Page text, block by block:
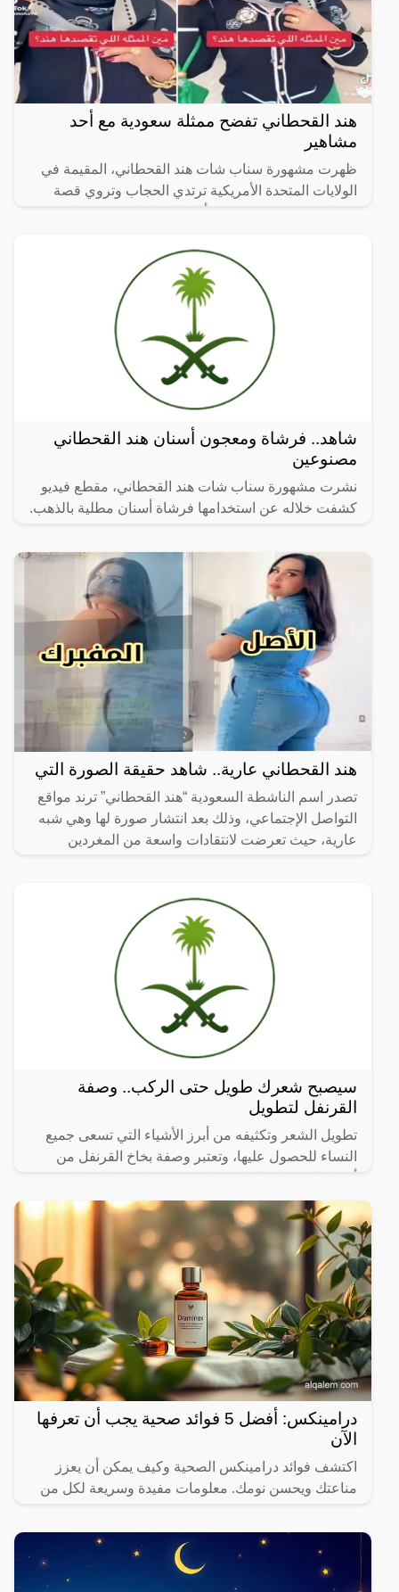
هند القحطاني تفضح ممثلة سعودية مع أحد
مشاهير
ظهرت مشهورة سناب شات هند القحطاني، المقيمة في
الولايات المتحدة الأمريكية ترتدي الحجاب وتروي قصة
شاهد.. فرشاة ومعجون أسنان هند القحطاني
مصنوعين
نشرت مشهورة سناب شات هند القحطاني، مقطع فيديو
كشفت خلاله عن استخدامها فرشاة أسنان مطلية بالذهب.
هند القحطاني عارية.. شاهد حقيقة الصورة التي
تصدر اسم الناشطة السعودية “هند القحطاني” ترند مواقع
التواصل الإجتماعي، وذلك بعد انتشار صورة لها وهي شبه
عارية، حيث تعرضت لانتقادات واسعة من المغردين
سيصبح شعرك طويل حتى الركب.. وصفة
القرنفل لتطويل
تطويل الشعر وتكثيفه من أبرز الأشياء التي تسعى جميع
النساء للحصول عليها، وتعتبر وصفة بخاخ القرنفل من
يعتبر الحل
درامينكس: أفضل 5 فوائد صحية يجب أن تعرفها
الآن
اكتشف فوائد درامينكس الصحية وكيف يمكن أن يعزز
مناعتك ويحسن نومك. معلومات مفيدة وسريعة لكل من